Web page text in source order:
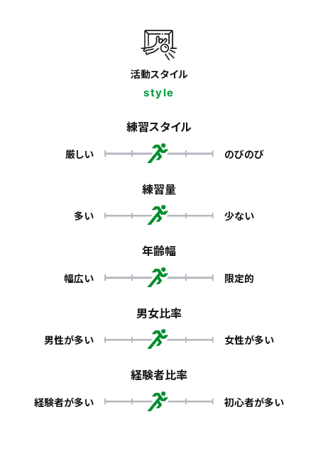
活動スタイル
style
練習スタイル
厳しい のびのび
練習量
多い 少ない
年齢幅
幅広い 限定的
男女比率
男性が多い 女性が多い
経験者比率
経験者が多い 初心者が多い